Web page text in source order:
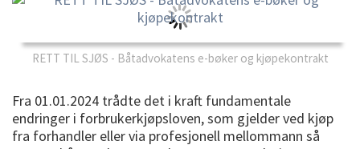
RETT TIL SJØS - Båtadvokatens e-bøker og kjøpekontrakt
Fra 01.01.2024 trådte det i kraft fundamentale
endringer i forbrukerkjøpsloven, som gjelder ved kjøp
fra forhandler eller via profesjonell mellommann så